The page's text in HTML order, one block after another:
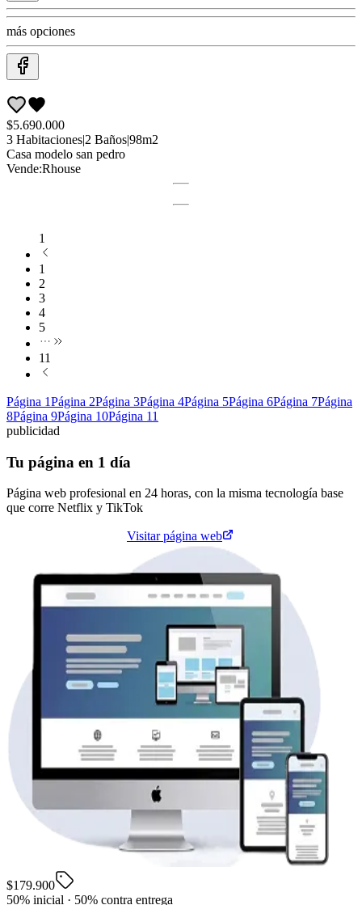
más opciones
$5.690.000
3 Habitaciones|2 Baños|98m2
Casa modelo san pedro
Vende:Rhouse
1
1
2
3
4
5
11
Página 1Página 2Página 3Página 4Página 5Página 6Página 7Página
8Página 9Página 10Página 11
publicidad
Tu página en 1 día
Página web profesional en 24 horas, con la misma tecnología base
que corre Netflix y TikTok
Visitar página web
$179.900
50% inicial · 50% contra entrega